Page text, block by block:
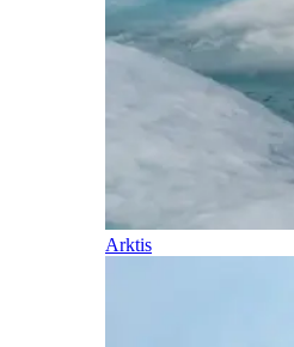
Arktis